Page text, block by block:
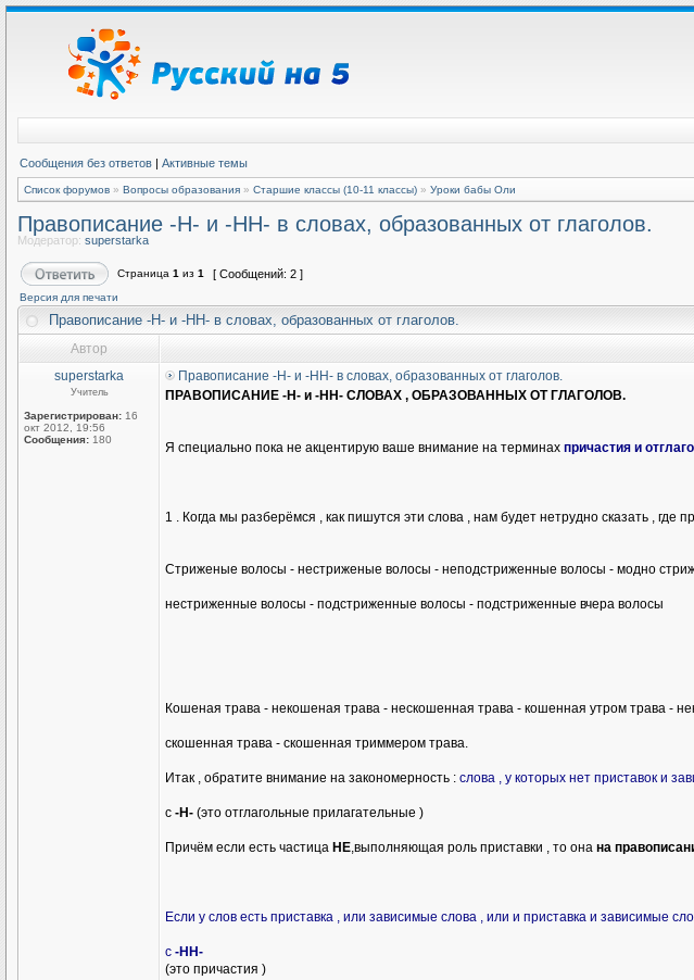
Сообщения без ответов | Активные темы
Список форумов » Вопросы образования » Старшие классы (10-11 классы) » Уроки бабы Оли
Правописание -Н- и -НН- в словах, образованных от глаголов.
Модератор: superstarka
Страница 1 из 1 [ Сообщений: 2 ]
Версия для печати
Правописание -Н- и -НН- в словах, образованных от глаголов.
Автор
superstarka
Учитель
Зарегистрирован: 16
окт 2012, 19:56
Сообщения: 180
Правописание -Н- и -НН- в словах, образованных от глаголов.
ПРАВОПИСАНИЕ -Н- и -НН- СЛОВАХ , ОБРАЗОВАННЫХ ОТ ГЛАГОЛОВ.
Я специально пока не акцентирую ваше внимание на терминах причастия и
1 . Когда мы разберёмся , как пишутся эти слова , нам будет нетрудно сказать , где
Стриженые волосы - нестриженые волосы - неподстриженные волосы - модно
нестриженные волосы - подстриженные волосы - подстриженные вчера волосы
Кошеная трава - некошеная трава - нескошенная трава - кошенная утром трава -
скошенная трава - скошенная триммером трава.
Итак , обратите внимание на закономерность : слова , у которых нет приставок и
с -Н- (это отглагольные прилагательные )
Причём если есть частица НЕ,выполняющая роль приставки , то она на
Если у слов есть приставка , или зависимые слова , или и приставка и зависимые
с -НН-
(это причастия )